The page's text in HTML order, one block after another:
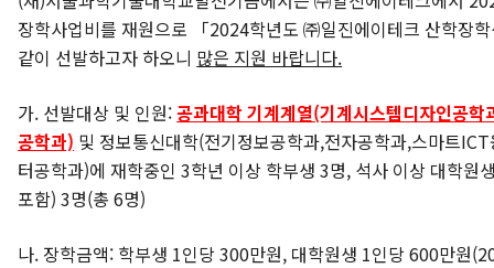
장학사업비를 재원으로 「2024학년도 ㈜일진에이테크 산학장
같이 선발하고자 하오니 많은 지원 바랍니다.
가. 선발대상 및 인원: 공과대학 기계계열(기계시스템디자인공학
공학과) 및 정보통신대학(전기정보공학과,전자공학과,스마트
터공학과)에 재학중인 3학년 이상 학부생 3명, 석사 이상 대학원
포함) 3명(총 6명)
나. 장학금액: 학부생 1인당 300만원, 대학원생 1인당 600만원